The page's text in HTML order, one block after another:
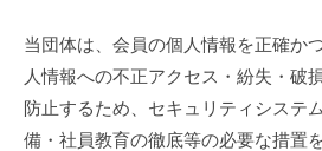
年
5
月
28
当団体は、会員の個人情報を正確か
人情報への不正アクセス・紛失・破
防止するため、セキュリティシステ
備・社員教育の徹底等の必要な措置